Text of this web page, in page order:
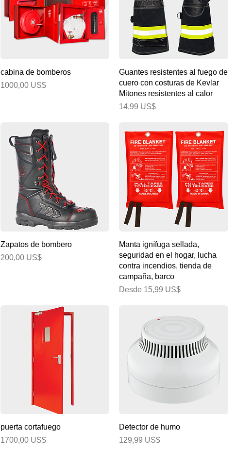
Vista rápida
cabina de bomberos
Precio
1000,00 US$
Vista rápida
Guantes resistentes al fuego de
cuero con costuras de Kevlar
Mitones resistentes al calor
Precio
14,99 US$
Vista rápida
Zapatos de bombero
Precio
200,00 US$
Vista rápida
Manta ignífuga sellada,
seguridad en el hogar, lucha
contra incendios, tienda de
campaña, barco
Desde 15,99 US$
Precio de oferta
Vista rápida
puerta cortafuego
Precio
1700,00 US$
Vista rápida
Detector de humo
Precio
129,99 US$